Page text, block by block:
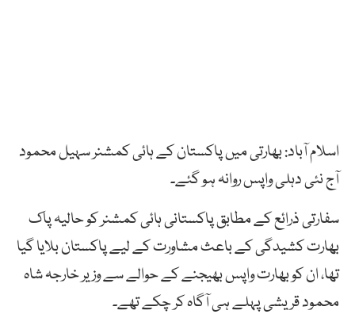
اسلام آباد: بھارتی میں پاکستان کے ہائی کمشنر سہیل محمود
آج نئی دہلی واپس روانہ ہو گئے۔
سفارتی ذرائع کے مطابق پاکستانی ہائی کمشنر کو حالیہ پاک
بھارت کشیدگی کے باعث مشاورت کے لیے پاکستان بلایا گیا
تھا، ان کو بھارت واپس بھیجنے کے حوالے سے وزیر خارجہ شاہ
محمود قریشی پہلے ہی آگاہ کر چکے تھے۔